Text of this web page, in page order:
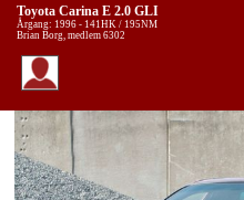
Toyota Carina E 2.0 GLI
Årgang: 1996 - 141HK / 195NM
Brian Borg, medlem 6302